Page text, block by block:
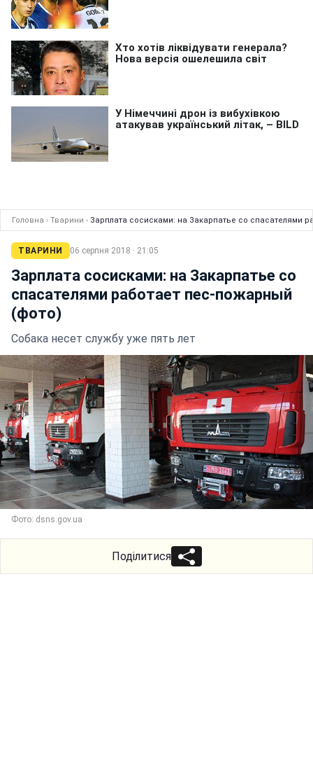
Головна › Тварини › Зарплата сосисками: на Закарпатье со спасателями
ТВАРИНИ 06 серпня 2018 · 21:05
Зарплата сосисками: на Закарпатье со
спасателями работает пес-пожарный
(фото)
Собака несет службу уже пять лет
Фото: dsns.gov.ua
Поділитися